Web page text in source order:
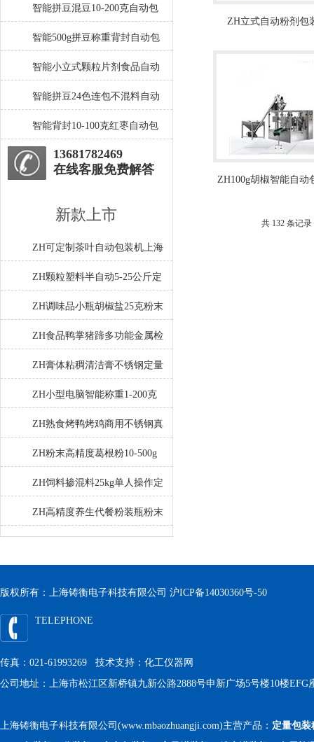
装机操作简单
智能拼豆混豆10-200克自动包
装机工厂生产
智能500g拼豆称重背封自动包
装机操作简单
智能小立式颗粒片剂食品自动
包装机产品简介
智能拼豆24色连包不混料自动
包装机生产厂家
智能背封10-100克红枣自动包
装机参数13681782469
在线客服免费解答
新款上市
ZH可定制茶叶自动包装机上海
厂家
ZH颗粒塑料半自动5-25公斤定
量包装机
ZH调味品小瓶胡椒盐25克粉末
灌装机
ZH食品鸭掌猪蹄多功能金属检
测机
ZH膏体粘稠清洁膏不锈钢定量
灌装机厂家
ZH小型电脑智能称重1-200克
分装机
ZH熟食烤鸭烤鸡商用不锈钢真
空包装机
ZH粉末高精度葛根粉10-500g
自动包装机
ZH饲料掺混料25kg单人操作定
量包装机
ZH高精度养生代餐粉装瓶粉末
灌装机生产线
ZH立式自动粉剂包
ZH100g胡椒智能自动
共 132 条记
版权所有：上海铸衡电子科技有限公司 沪ICP备14030360号-50
TELEPHONE
传真：021-61993269 技术支持： 化工仪器网
公司地址：上海市松江区新桥镇九新公路2888号申新广场5号楼10楼EFG
上海铸衡电子科技有限公司(www.mbaozhuangji.com)主营产品： 定量包装